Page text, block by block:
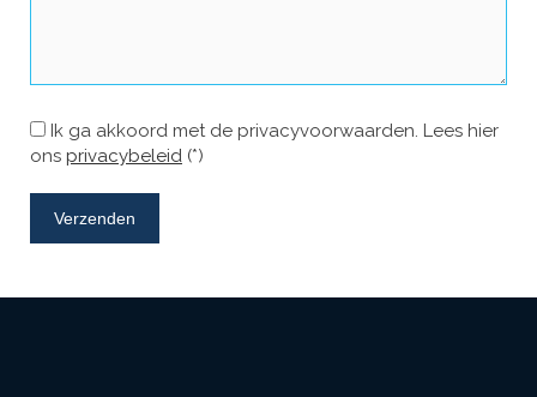
Ik ga akkoord met de privacyvoorwaarden. Lees hier
ons privacybeleid (*)